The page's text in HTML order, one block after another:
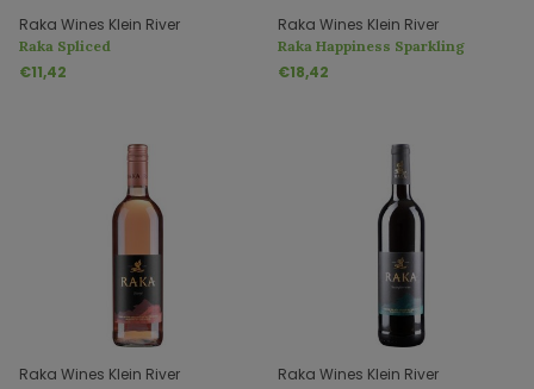
Raka Wines Klein River
Raka Spliced
€11,42
Raka Wines Klein River
Raka Happiness Sparkling
Sauvignon Blanc Brut
€18,42
Raka Wines Klein River Raka Wines Klein River